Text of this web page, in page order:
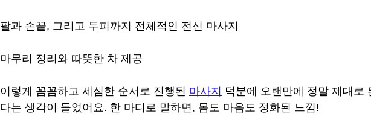
팔과 손끝, 그리고 두피까지 전체적인 전신 마사지
마무리 정리와 따뜻한 차 제공
이렇게 꼼꼼하고 세심한 순서로 진행된 마사지
덕분에 오랜만에 정말 제대로
다는 생각이 들었어요. 한 마디로 말하면, 몸도 마음도 정화된 느낌!